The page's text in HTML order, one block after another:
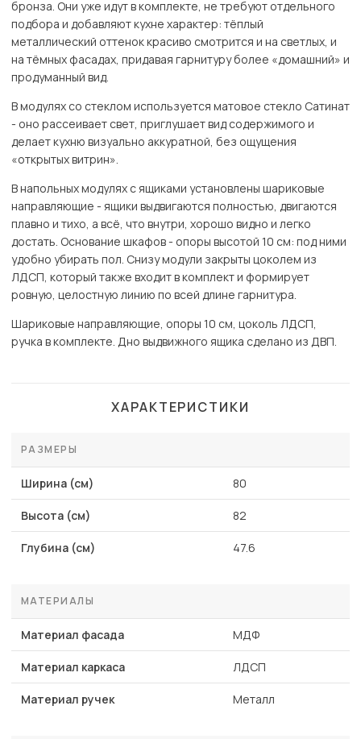
бронза. Они уже идут в комплекте, не требуют отдельного
подбора и добавляют кухне характер: тёплый
металлический оттенок красиво смотрится и на светлых, и
на тёмных фасадах, придавая гарнитуру более «домашний» и
продуманный вид.
В модулях со стеклом используется матовое стекло Сатинат
- оно рассеивает свет, приглушает вид содержимого и
делает кухню визуально аккуратной, без ощущения
«открытых витрин».
В напольных модулях с ящиками установлены шариковые
направляющие - ящики выдвигаются полностью, двигаются
плавно и тихо, а всё, что внутри, хорошо видно и легко
достать. Основание шкафов - опоры высотой 10 см: под ними
удобно убирать пол. Снизу модули закрыты цоколем из
ЛДСП, который также входит в комплект и формирует
ровную, целостную линию по всей длине гарнитура.
Шариковые направляющие, опоры 10 см, цоколь ЛДСП,
ручка в комплекте. Дно выдвижного ящика сделано из ДВП.
ХАРАКТЕРИСТИКИ
РАЗМЕРЫ
Ширина (см) 80
Высота (см) 82
Глубина (см) 47.6
МАТЕРИАЛЫ
Материал фасада МДФ
Материал каркаса ЛДСП
Материал ручек Металл